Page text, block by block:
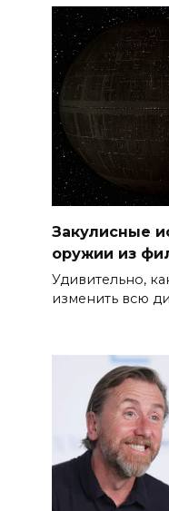
Закулисные
оружии из
Удивительно,
изменить всю